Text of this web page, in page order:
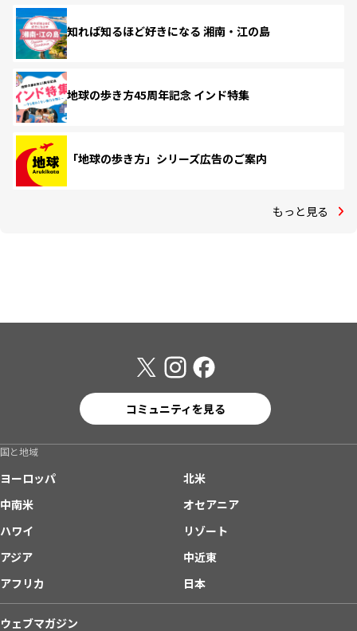
知れば知るほど好きになる 湘南・江の島
地球の歩き方45周年記念 インド特集
「地球の歩き方」シリーズ広告のご案内
もっと見る
コミュニティを見る
国と地域
ヨーロッパ
北米
中南米
オセアニア
ハワイ
リゾート
アジア
中近東
アフリカ
日本
ウェブマガジン